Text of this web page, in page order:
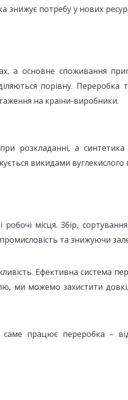
знижує потребу у нових
а основне споживання
порівну.
на країни-виробники.
розкладанні, а
викидами
місця. Збір,
та знижуючи
Ефективна система
ми можемо захистити
працює переробка –